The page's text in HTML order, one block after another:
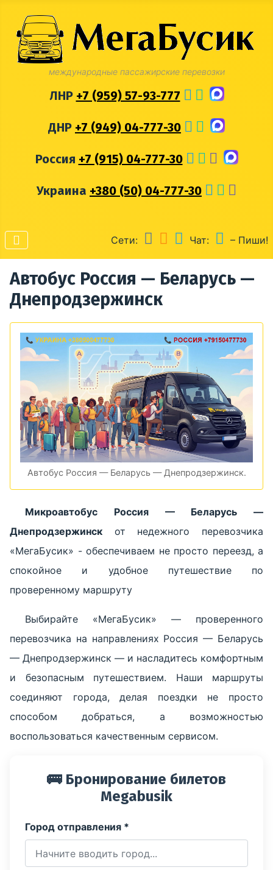
международные пассажирские перевозки
ЛНР +7 (959) 57-93-777
ДНР +7 (949) 04-777-30
Россия +7 (915) 04-777-30
Украина +380 (50) 04-777-30
Сети: Чат: – Пиши!
Автобус Россия — Беларусь —
Днепродзержинск
Автобус Россия — Беларусь — Днепродзержинск.
Микроавтобус Россия — Беларусь —
Днепродзержинск от недежного перевозчика
«МегаБусик» - обеспечиваем не просто переезд, а
спокойное и удобное путешествие по
проверенному маршруту
Выбирайте «МегаБусик» — проверенного
перевозчика на направлениях Россия — Беларусь
— Днепродзержинск — и насладитесь комфортным
и безопасным путешествием. Наши маршруты
соединяют города, делая поездки не просто
способом добраться, а возможностью
воспользоваться качественным сервисом.
🚌 Бронирование билетов
Megabusik
Город отправления *